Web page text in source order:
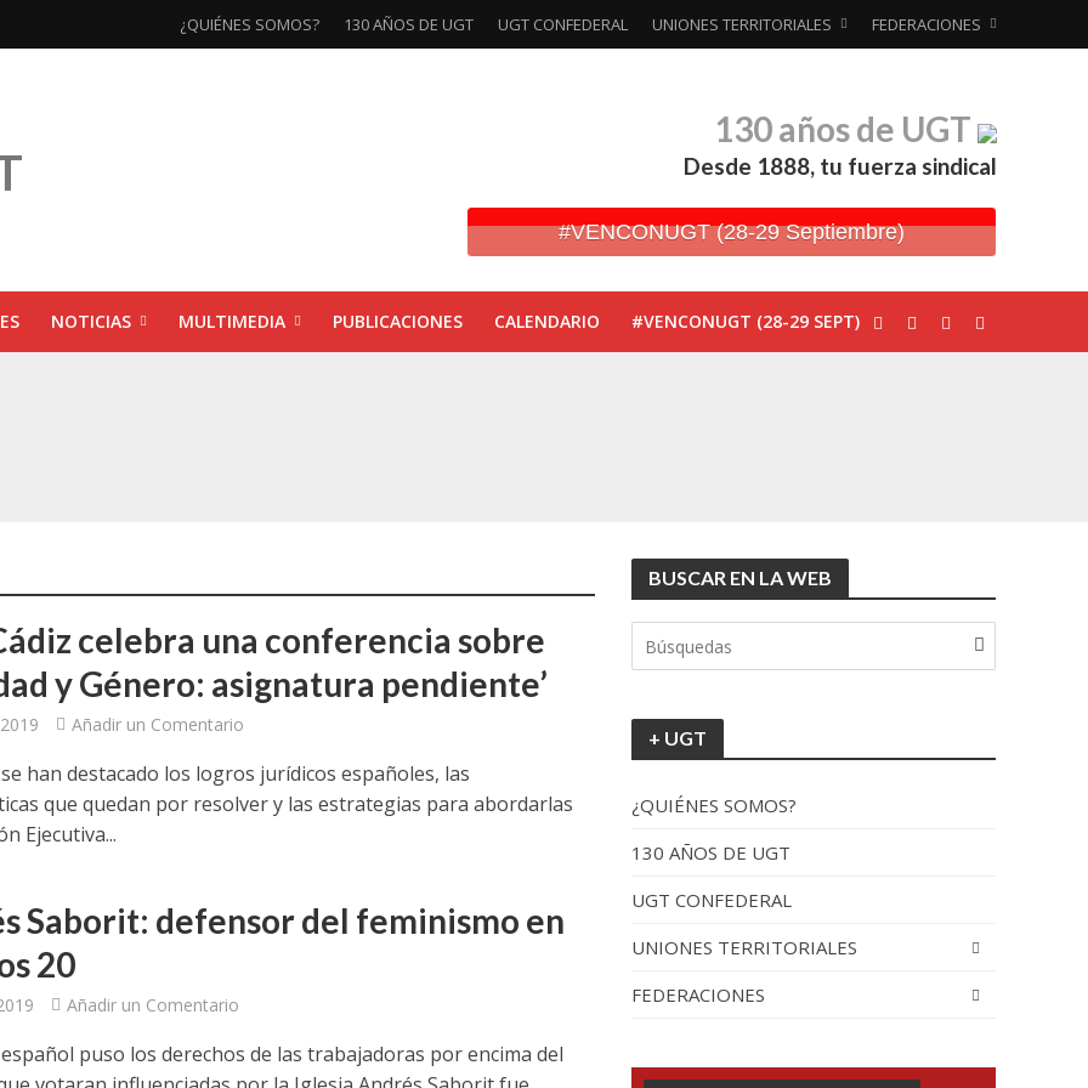
¿QUIÉNES SOMOS? 130 AÑOS DE UGT UGT CONFEDERAL UNIONES TERRITORIALES FEDERACIONES
130 años de UGT
Desde 1888, tu fuerza sindical
#VENCONUGT (28-29 Septiembre)
NOTICIAS MULTIMEDIA PUBLICACIONES CALENDARIO #VENCONUGT (28-29 SEPT)
las jornadas “Impactos económicos en Andalucía: la globalización cuestionada”.
‘130 aniversario’ en Las Palmas de Gran Canaria
‘130 Años de Luchas y Conquistas’
asesinado por Franco por sus editoriales de prensa
lleva la novela gráfica a Saint Gobain Isover
Sevilla acogerá la exposición 130 aniversario con la que UGT comenzó su recorrido por España
celebra una conferencia sobre
y Género: asignatura pendiente’
Añadir un Comentario
han destacado los logros jurídicos españoles, las
que quedan por resolver y las estrategias para abordarlas
Ejecutiva...
Saborit: defensor del feminismo en
20
Añadir un Comentario
puso los derechos de las trabajadoras por encima del
BUSCAR EN LA WEB
+ UGT
¿QUIÉNES SOMOS?
130 AÑOS DE UGT
UGT CONFEDERAL
UNIONES TERRITORIALES
FEDERACIONES